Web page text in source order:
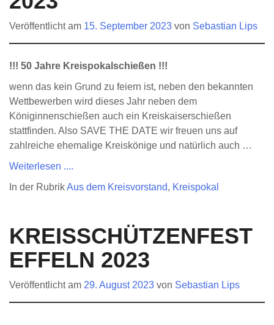
Veröffentlicht am 15. September 2023 von Sebastian Lips
!!! 50 Jahre Kreispokalschießen !!!
wenn das kein Grund zu feiern ist, neben den bekannten
Wettbewerben wird dieses Jahr neben dem
Königinnenschießen auch ein Kreiskaiserschießen
stattfinden. Also SAVE THE DATE wir freuen uns auf
zahlreiche ehemalige Kreiskönige und natürlich auch …
Weiterlesen ....
In der RubrikAus dem Kreisvorstand, Kreispokal
KREISSCHÜTZENFEST
EFFELN 2023
Veröffentlicht am 29. August 2023 von Sebastian Lips